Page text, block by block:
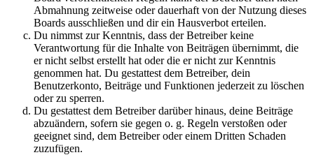
Abmahnung zeitweise oder dauerhaft von der Nutzung dieses
Boards ausschließen und dir ein Hausverbot erteilen.
Du nimmst zur Kenntnis, dass der Betreiber keine
Verantwortung für die Inhalte von Beiträgen übernimmt, die
er nicht selbst erstellt hat oder die er nicht zur Kenntnis
genommen hat. Du gestattest dem Betreiber, dein
Benutzerkonto, Beiträge und Funktionen jederzeit zu löschen
oder zu sperren.
Du gestattest dem Betreiber darüber hinaus, deine Beiträge
abzuändern, sofern sie gegen o. g. Regeln verstoßen oder
geeignet sind, dem Betreiber oder einem Dritten Schaden
zuzufügen.